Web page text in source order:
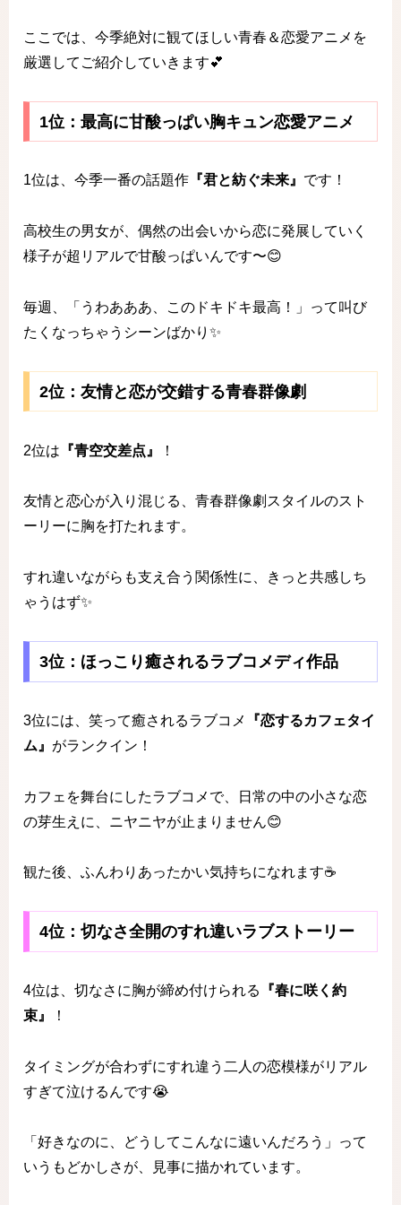
ここでは、今季絶対に観てほしい青春＆恋愛アニメを
厳選してご紹介していきます💕
1位：最高に甘酸っぱい胸キュン恋愛アニメ
1位は、今季一番の話題作 『君と紡ぐ未来』 です！
高校生の男女が、偶然の出会いから恋に発展していく
様子が超リアルで甘酸っぱいんです〜😊
毎週、「うわあああ、このドキドキ最高！」って叫び
たくなっちゃうシーンばかり✨
2位：友情と恋が交錯する青春群像劇
2位は 『青空交差点』 ！
友情と恋心が入り混じる、青春群像劇スタイルのスト
ーリーに胸を打たれます。
すれ違いながらも支え合う関係性に、きっと共感しち
ゃうはず✨
3位：ほっこり癒されるラブコメディ作品
3位には、笑って癒されるラブコメ
『恋するカフェタイ
ム』 がランクイン！
カフェを舞台にしたラブコメで、日常の中の小さな恋
の芽生えに、ニヤニヤが止まりません😊
観た後、ふんわりあったかい気持ちになれます☕️
4位：切なさ全開のすれ違いラブストーリー
4位は、切なさに胸が締め付けられる
『春に咲く約
束』
！
タイミングが合わずにすれ違う二人の恋模様がリアル
すぎて泣けるんです😭
「好きなのに、どうしてこんなに遠いんだろう」って
いうもどかしさが、見事に描かれています。